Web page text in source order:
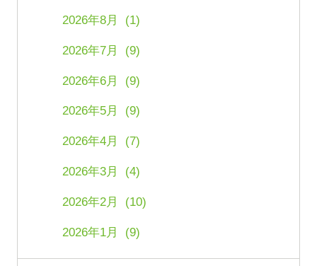
2026年8月 (1)
2026年7月 (9)
2026年6月 (9)
2026年5月 (9)
2026年4月 (7)
2026年3月 (4)
2026年2月 (10)
2026年1月 (9)